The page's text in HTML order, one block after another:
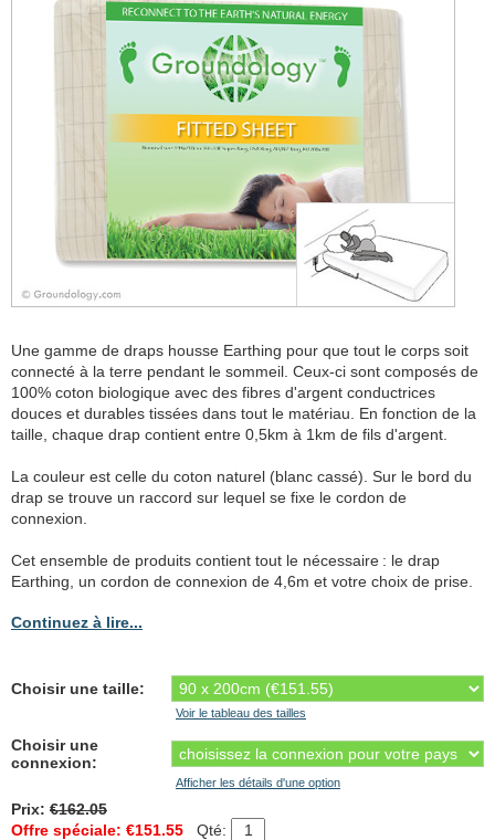
Une gamme de draps housse Earthing pour que tout le corps soit
connecté à la terre pendant le sommeil. Ceux-ci sont composés de
100% coton biologique avec des fibres d'argent conductrices
douces et durables tissées dans tout le matériau. En fonction de la
taille, chaque drap contient entre 0,5km à 1km de fils d'argent.
La couleur est celle du coton naturel (blanc cassé). Sur le bord du
drap se trouve un raccord sur lequel se fixe le cordon de
connexion.
Cet ensemble de produits contient tout le nécessaire : le drap
Earthing, un cordon de connexion de 4,6m et votre choix de prise.
Continuez à lire...
Choisir une taille:
Voir le tableau des tailles
Choisir une
connexion:
Afficher les détails d'une option
Prix: €162.05
Offre spéciale: €151.55 Qté: